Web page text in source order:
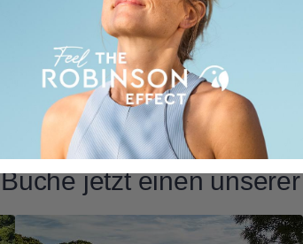
Buche jetzt einen